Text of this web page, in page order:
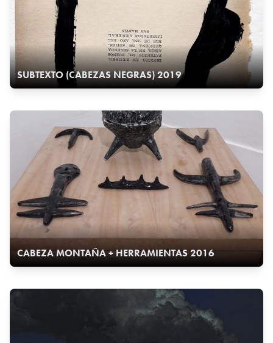
SUBTEXTO (CABEZAS NEGRAS) 2019
CABEZA MONTAÑA + HERRAMIENTAS 2016